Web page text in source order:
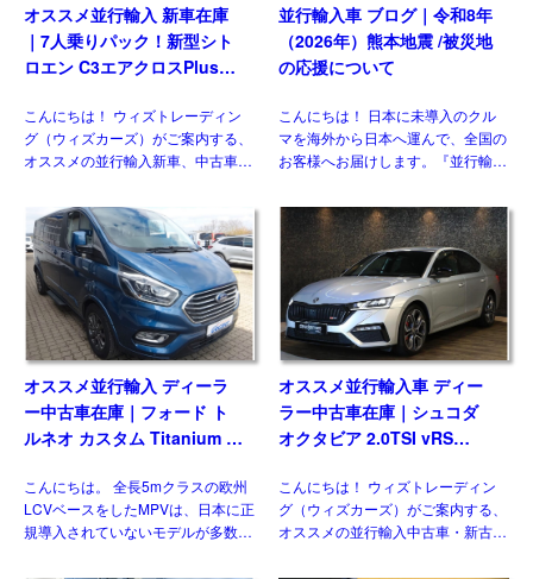
オススメ並行輸入 新車在庫
｜7人乗りパック！新型シト
ロエン C3エアクロスPlus
6MT
こんにちは！ ウィズトレーディン
グ（ウィズカーズ）がご案内する、
オススメの並行輸入新車、中古車・
を示したコンセプトモデル「Oli」
の発表以降、ラインナップの各モデ
ルが順次世代交代を進めてい […]
並行輸入車 ブログ｜令和8年
（2026年）熊本地震 /被災地
の応援について
こんにちは！ 日本に未導入のクル
マを海外から日本へ運んで、全国の
お客様へお届けします。『並行輸入
査、保険、保証などのお話はしてき
ました(過去ブログ参照)。今回は並
行輸入車 ブログ｜令和8年 […]
オススメ並行輸入 ディーラ
ー中古車在庫｜フォード ト
ルネオ カスタム Titanium X
左ハンドル
こんにちは。 全長5mクラスの欧州
LCVベースをしたMPVは、日本に正
規導入されていないモデルが多数を
オススメ並行輸入車 ディー
ラー中古車在庫｜シュコダ
オクタビア 2.0TSI vRS
こんにちは！ ウィズトレーディン
グ（ウィズカーズ）がご案内する、
オススメの並行輸入中古車・新古